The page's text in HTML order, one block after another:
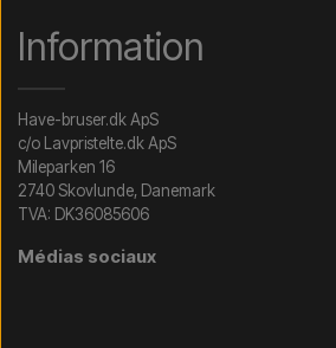
Information
Have-bruser.dk ApS
c/o Lavpristelte.dk ApS
Mileparken 16
2740 Skovlunde, Danemark
TVA: DK36085606
Médias sociaux